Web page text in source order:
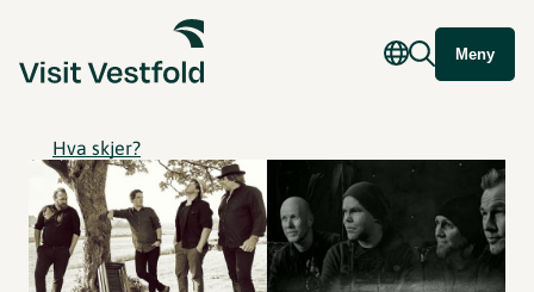
Meny
Hva skjer?